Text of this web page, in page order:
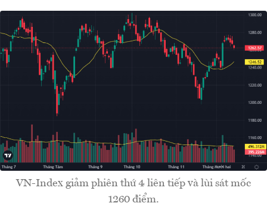
VN-Index giảm phiên thứ 4 liên tiếp và lùi sát mốc
1260 điểm.